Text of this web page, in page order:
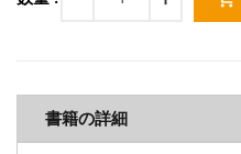
書籍の詳細